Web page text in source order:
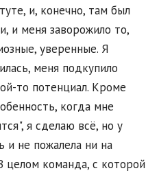
и, конечно, там был
и меня заворожило то,
уверенные. Я
меня подкупило
то потенциал. Кроме
когда мне
я сделаю всё, но у
и не пожалела ни на
целом команда, с которой